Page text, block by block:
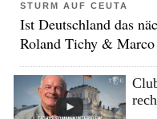
STURM AUF CEUTA
Ist Deutschland das
Roland Tichy &